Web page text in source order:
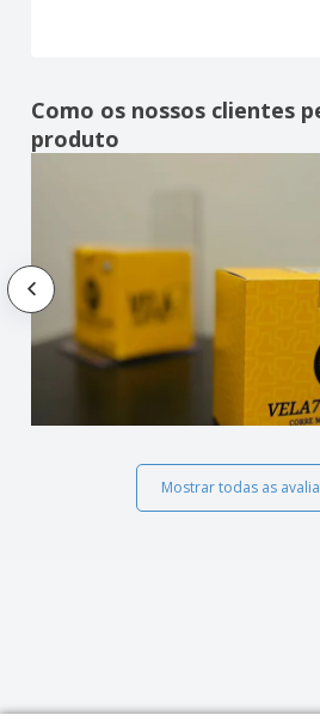
Como os nossos clientes
produto
Mostrar todas as